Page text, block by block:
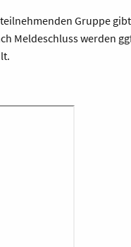
Gruppe
Meldeschluss werden